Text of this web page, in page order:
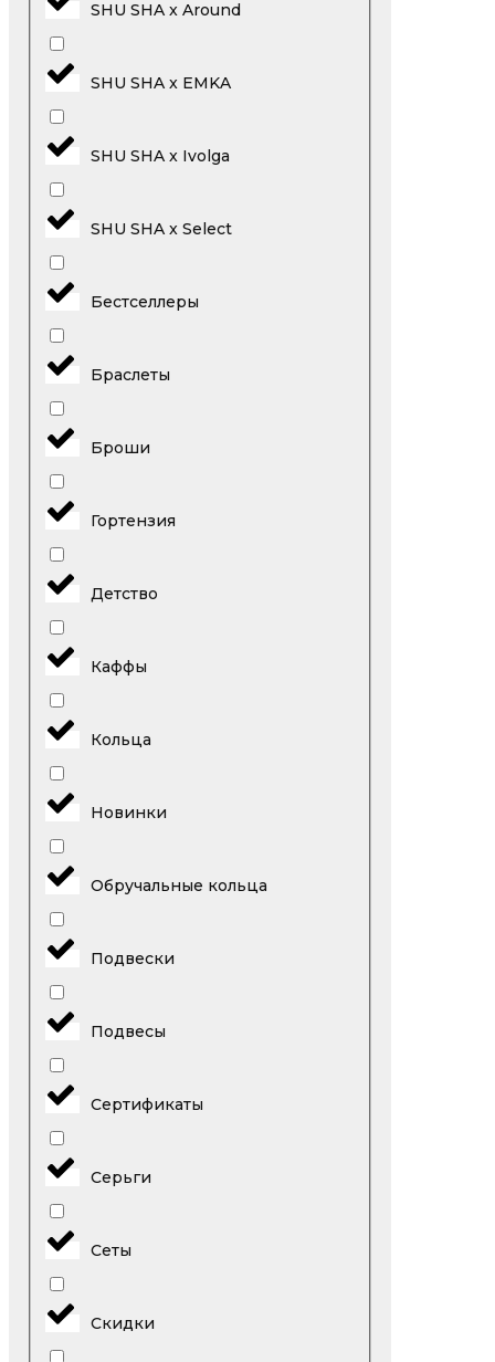
SHU SHA x Around
SHU SHA x EMKA
SHU SHA x Ivolga
SHU SHA x Select
Бестселлеры
Браслеты
Броши
Гортензия
Детство
Каффы
Кольца
Новинки
Обручальные кольца
Подвески
Подвесы
Сертификаты
Серьги
Сеты
Скидки